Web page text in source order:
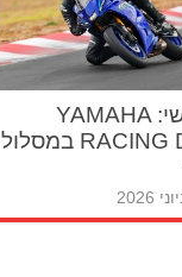
בשישי: YAMAHA
RACING DAY במסלול